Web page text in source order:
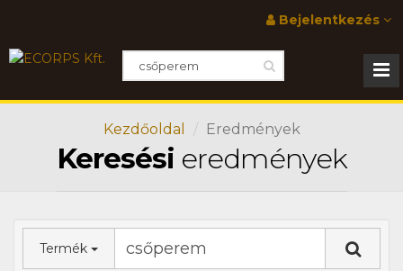
Bejelentkezés
Kezdőoldal Eredmények
Keresési eredmények
Termék